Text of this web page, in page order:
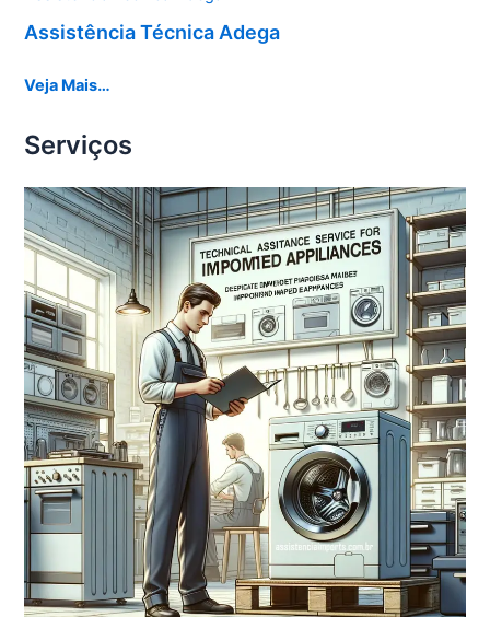
Assistência Técnica Adega
Veja Mais…
Serviços